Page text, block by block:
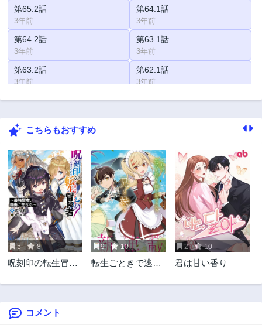
第65.2話
3年前
第64.1話
3年前
第64.2話
3年前
第63.1話
3年前
第63.2話
3年前
第62.1話
3年前
第62.2話 第61.1話
第61.2話
第60.2話
3年前
第59.1話
3年前
第59.2話
3年前
第58.1話
3年前
第58.2話
3年前
第57.1話
3年前
第57.2話
3年前
第56.1話
3年前
第56.2話 第55.1話
第55.2話
こちらもおすすめ
5 8
呪刻印の転生冒険
由に生きる~
9 10
転生ごときで逃げ
さん？
2 10
君は甘い香り
コメント